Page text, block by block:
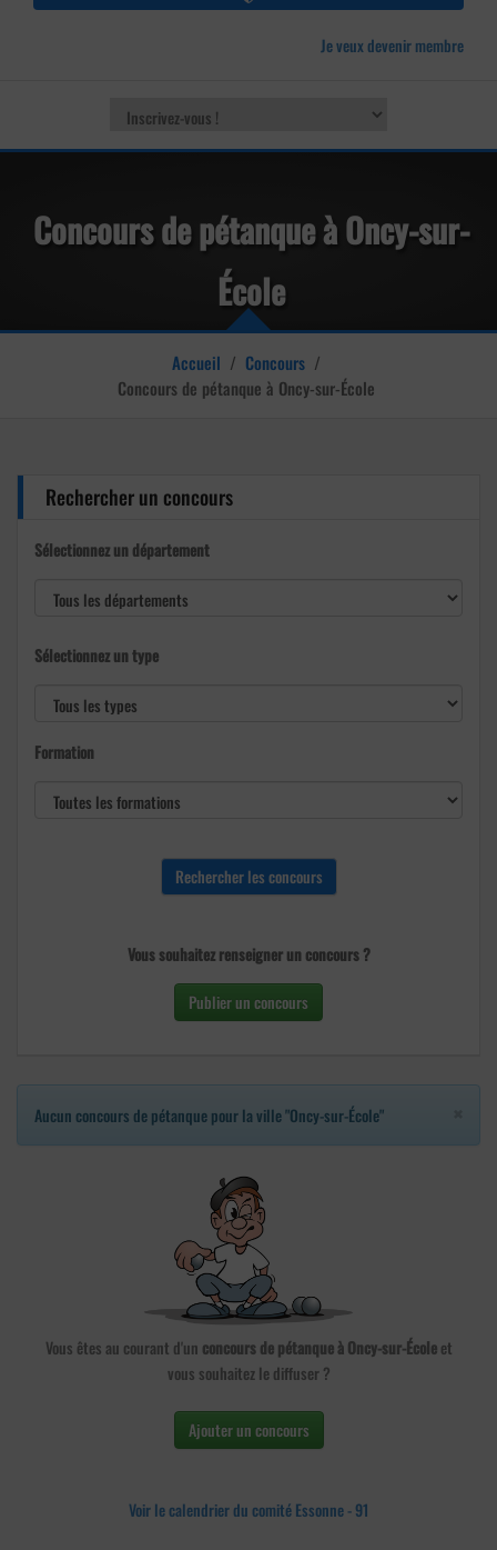
Je veux devenir membre
Concours de pétanque à Oncy-sur-
École
Accueil / Concours /
Concours de pétanque à Oncy-sur-École
Rechercher un concours
Sélectionnez un département
Sélectionnez un type
Formation
Vous souhaitez renseigner un concours ?
Publier un concours
Aucun concours de pétanque pour la ville "Oncy-sur-École"
Vous êtes au courant d'un concours de pétanque à Oncy-sur-Écoleet
vous souhaitez le diffuser ?
Ajouter un concours
Voir le calendrier du comité Essonne - 91